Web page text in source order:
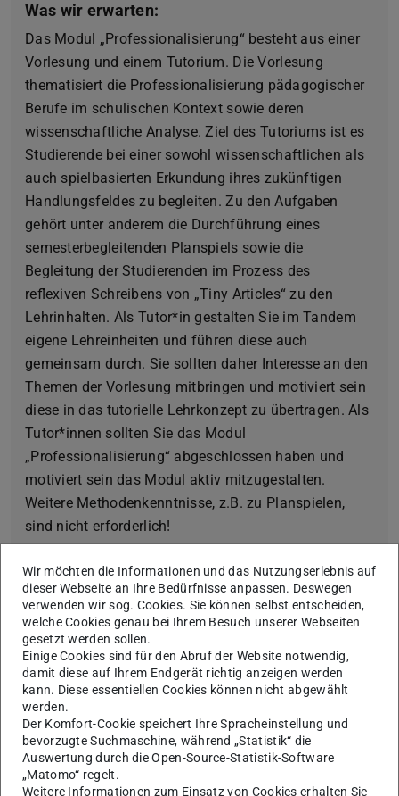
Was wir erwarten:
Das Modul „Professionalisierung“ besteht aus einer
Vorlesung und einem Tutorium. Die Vorlesung
thematisiert die Professionalisierung pädagogischer
Berufe im schulischen Kontext sowie deren
wissenschaftliche Analyse. Ziel des Tutoriums ist es
Studierende bei einer sowohl wissenschaftlichen als
auch spielbasierten Erkundung ihres zukünftigen
Handlungsfeldes zu begleiten. Zu den Aufgaben
gehört unter anderem die Durchführung eines
semesterbegleitenden Planspiels sowie die
Begleitung der Studierenden im Prozess des
reflexiven Schreibens von „Tiny Articles“ zu den
Lehrinhalten. Als Tutor*in gestalten Sie im Tandem
eigene Lehreinheiten und führen diese auch
gemeinsam durch. Sie sollten daher Interesse an den
Themen der Vorlesung mitbringen und motiviert sein
diese in das tutorielle Lehrkonzept zu übertragen. Als
Tutor*innen sollten Sie das Modul
„Professionalisierung“ abgeschlossen haben und
motiviert sein das Modul aktiv mitzugestalten.
Weitere Methodenkenntnisse, z.B. zu Planspielen,
sind nicht erforderlich!
Was wir bieten:
Zur Unterstützung und Reflexion der
Tutoriumsdurchführung, bietet der Fachbereich eine
Qualifizierungseinheit und eine methodisch-
didaktische Prozessbegleitung an. Die Tutor:innen
erhalten eine Bestätigung über ihren Einsatz, sowie
über die aktive Teilnahme an der Qualifizierung und
Prozessbegleitung. Darüber hinaus wird die Tätigkeit
Wir möchten die Informationen und das Nutzungserlebnis auf
dieser Webseite an Ihre Bedürfnisse anpassen. Deswegen
verwenden wir sog. Cookies. Sie können selbst entscheiden,
welche Cookies genau bei Ihrem Besuch unserer Webseiten
gesetzt werden sollen.
Einige Cookies sind für den Abruf der Website notwendig,
damit diese auf Ihrem Endgerät richtig anzeigen werden
kann. Diese essentiellen Cookies können nicht abgewählt
werden.
Der Komfort-Cookie speichert Ihre Spracheinstellung und
bevorzugte Suchmaschine, während „Statistik“ die
Auswertung durch die Open-Source-Statistik-Software
„Matomo“ regelt.
Weitere Informationen zum Einsatz von Cookies erhalten Sie